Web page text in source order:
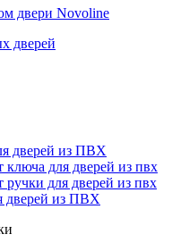
двери Novoline
дверей
дверей из ПВХ
для дверей из пвх
для дверей из пвх
дверей из ПВХ